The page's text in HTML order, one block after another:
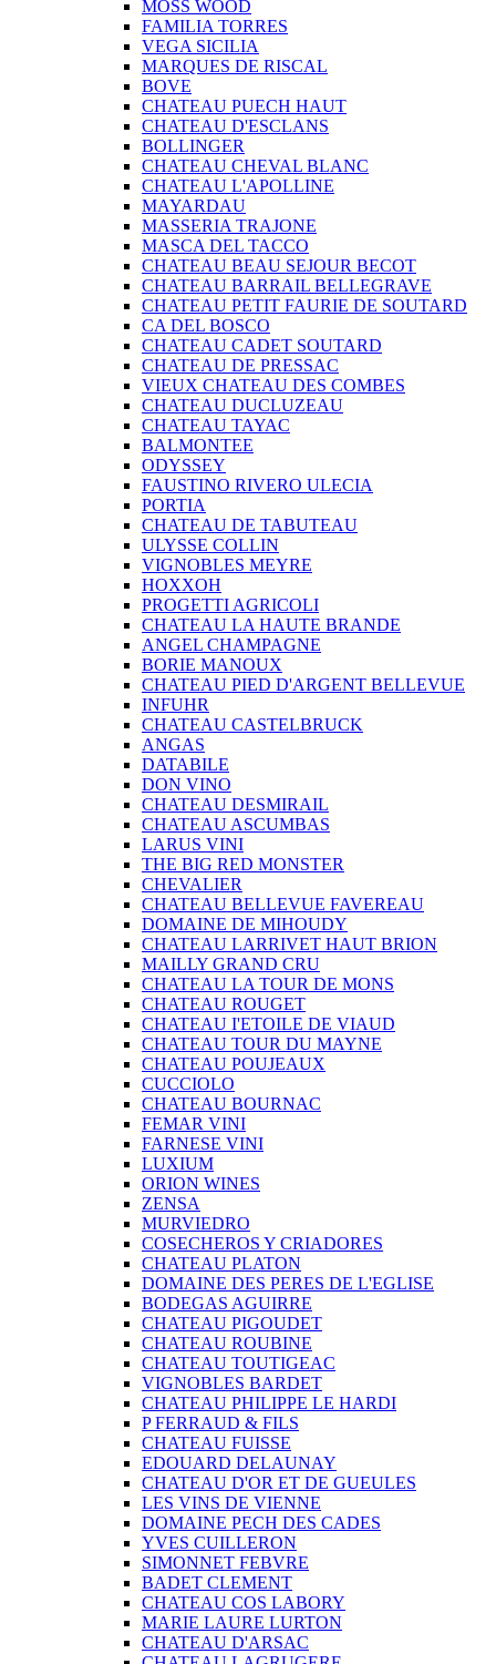
MOSS WOOD
FAMILIA TORRES
VEGA SICILIA
MARQUES DE RISCAL
BOVE
CHATEAU PUECH HAUT
CHATEAU D'ESCLANS
BOLLINGER
CHATEAU CHEVAL BLANC
CHATEAU L'APOLLINE
MAYARDAU
MASSERIA TRAJONE
MASCA DEL TACCO
CHATEAU BEAU SEJOUR BECOT
CHATEAU BARRAIL BELLEGRAVE
CHATEAU PETIT FAURIE DE SOUTARD
CA DEL BOSCO
CHATEAU CADET SOUTARD
CHATEAU DE PRESSAC
VIEUX CHATEAU DES COMBES
CHATEAU DUCLUZEAU
CHATEAU TAYAC
BALMONTEE
ODYSSEY
FAUSTINO RIVERO ULECIA
PORTIA
CHATEAU DE TABUTEAU
ULYSSE COLLIN
VIGNOBLES MEYRE
HOXXOH
PROGETTI AGRICOLI
CHATEAU LA HAUTE BRANDE
ANGEL CHAMPAGNE
BORIE MANOUX
CHATEAU PIED D'ARGENT BELLEVUE
INFUHR
CHATEAU CASTELBRUCK
ANGAS
DATABILE
DON VINO
CHATEAU DESMIRAIL
CHATEAU ASCUMBAS
LARUS VINI
THE BIG RED MONSTER
CHEVALIER
CHATEAU BELLEVUE FAVEREAU
DOMAINE DE MIHOUDY
CHATEAU LARRIVET HAUT BRION
MAILLY GRAND CRU
CHATEAU LA TOUR DE MONS
CHATEAU ROUGET
CHATEAU I'ETOILE DE VIAUD
CHATEAU TOUR DU MAYNE
CHATEAU POUJEAUX
CUCCIOLO
CHATEAU BOURNAC
FEMAR VINI
FARNESE VINI
LUXIUM
ORION WINES
ZENSA
MURVIEDRO
COSECHEROS Y CRIADORES
CHATEAU PLATON
DOMAINE DES PERES DE L'EGLISE
BODEGAS AGUIRRE
CHATEAU PIGOUDET
CHATEAU ROUBINE
CHATEAU TOUTIGEAC
VIGNOBLES BARDET
CHATEAU PHILIPPE LE HARDI
P FERRAUD & FILS
CHATEAU FUISSE
EDOUARD DELAUNAY
CHATEAU D'OR ET DE GUEULES
LES VINS DE VIENNE
DOMAINE PECH DES CADES
YVES CUILLERON
SIMONNET FEBVRE
BADET CLEMENT
CHATEAU COS LABORY
MARIE LAURE LURTON
CHATEAU D'ARSAC